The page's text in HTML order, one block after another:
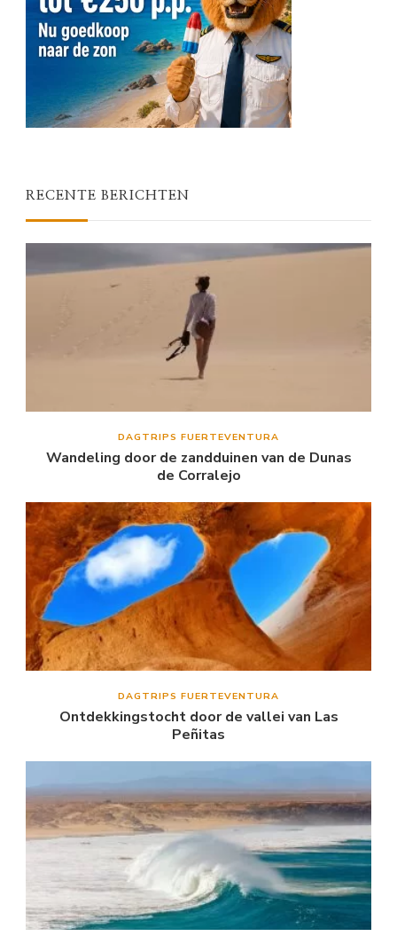
RECENTE BERICHTEN
DAGTRIPS FUERTEVENTURA
Wandeling door de zandduinen van de Dunas
de Corralejo
DAGTRIPS FUERTEVENTURA
Ontdekkingstocht door de vallei van Las
Peñitas